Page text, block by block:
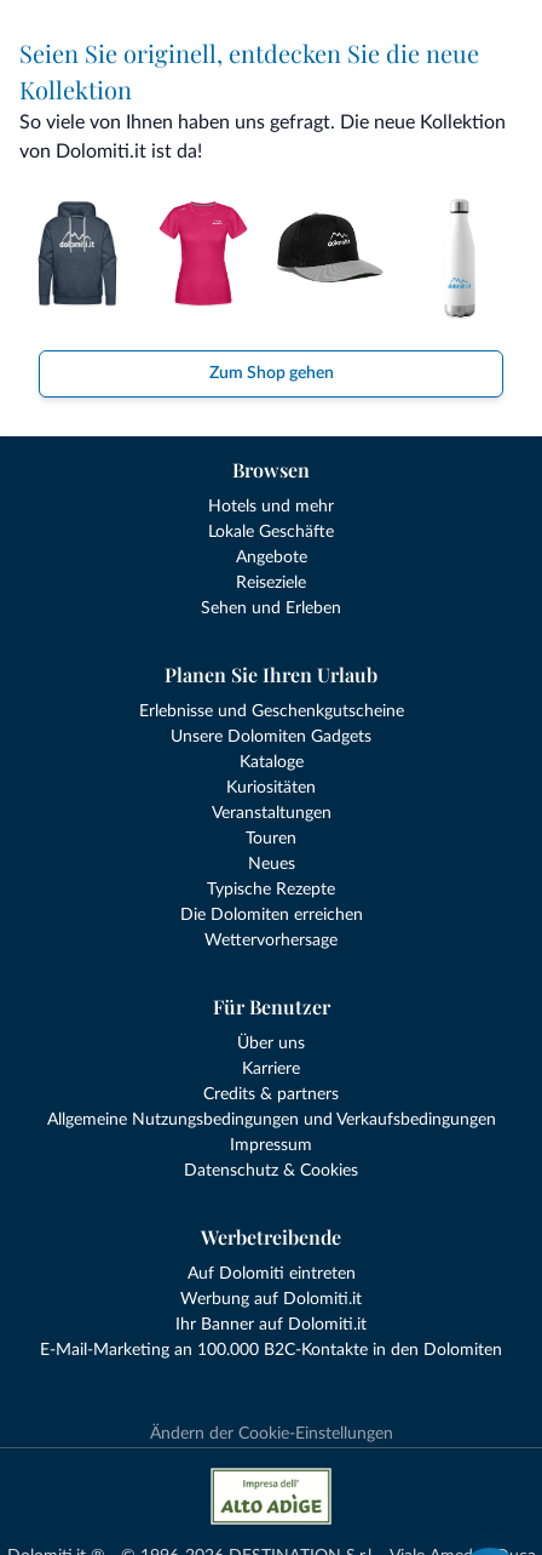
Seien Sie originell, entdecken Sie die neue
Kollektion
So viele von Ihnen haben uns gefragt. Die neue Kollektion
von Dolomiti.it ist da!
Zum Shop gehen
Browsen
Hotels und mehr
Lokale Geschäfte
Angebote
Reiseziele
Sehen und Erleben
Planen Sie Ihren Urlaub
Erlebnisse und Geschenkgutscheine
Unsere Dolomiten Gadgets
Kataloge
Kuriositäten
Veranstaltungen
Touren
Neues
Typische Rezepte
Die Dolomiten erreichen
Wettervorhersage
Für Benutzer
Über uns
Karriere
Credits & partners
Allgemeine Nutzungsbedingungen und Verkaufsbedingungen
Impressum
Datenschutz & Cookies
Werbetreibende
Auf Dolomiti eintreten
Werbung auf Dolomiti.it
Ihr Banner auf Dolomiti.it
E-Mail-Marketing an 100.000 B2C-Kontakte in den Dolomiten
Ändern der Cookie-Einstellungen